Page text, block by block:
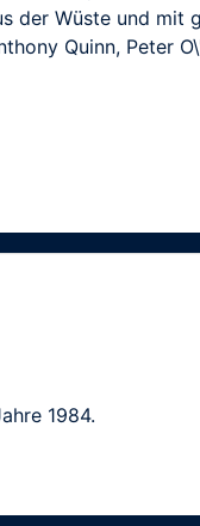
der Wüste und mit
Quinn, Peter
1984.